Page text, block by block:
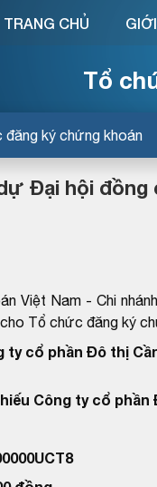
Tổ
đăng ký chứng khoán
TRANG CHỦ
Đại hội
Việt Nam - Chi
Tổ chức đăng ký
ty cổ phần Đô thị
Công ty cổ